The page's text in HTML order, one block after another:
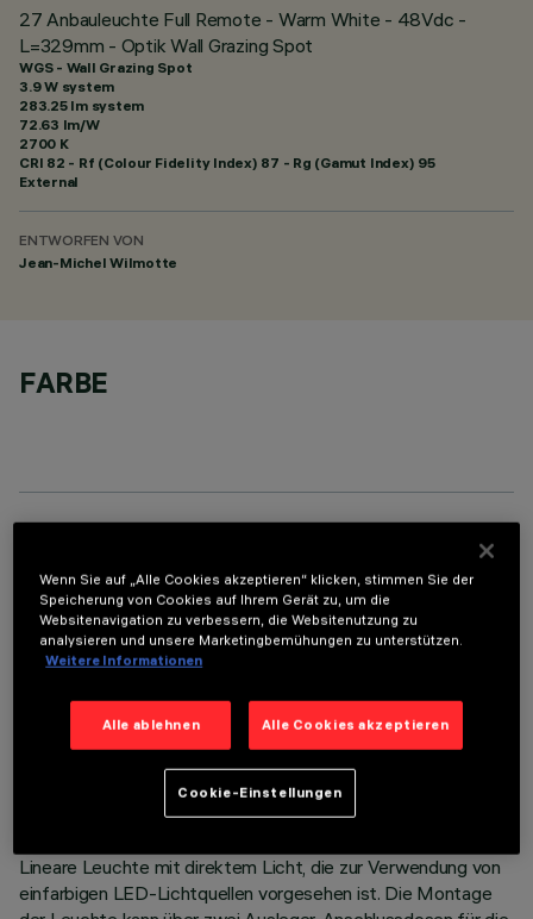
27 Anbauleuchte Full Remote - Warm White - 48Vdc -
L=329mm - Optik Wall Grazing Spot
WGS - Wall Grazing Spot
3.9 W system
283.25 lm system
72.63 lm/W
2700 K
CRI 82 - Rf (Colour Fidelity Index) 87 - Rg (Gamut Index) 95
External
ENTWORFEN VON
Jean-Michel Wilmotte
FARBE
TECHNISCHE DATEN
Lineare Leuchte mit direktem Licht, die zur Verwendung von
einfarbigen LED-Lichtquellen vorgesehen ist. Die Montage
Wenn Sie auf „Alle Cookies akzeptieren“ klicken, stimmen Sie der
Speicherung von Cookies auf Ihrem Gerät zu, um die
Websitenavigation zu verbessern, die Websitenutzung zu
analysieren und unsere Marketingbemühungen zu unterstützen.
Weitere Informationen
Alle ablehnen Alle Cookies akzeptieren
Cookie-Einstellungen